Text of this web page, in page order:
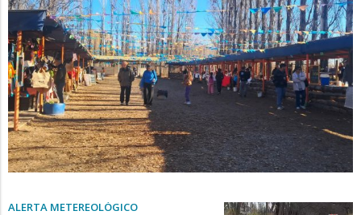
ALERTA METEREOLÓGICO